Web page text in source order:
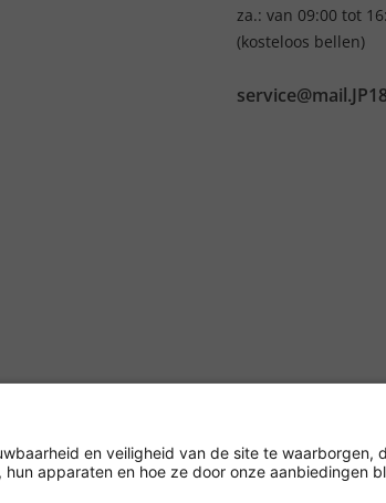
za.: van 09:00 tot
(kosteloos bellen)